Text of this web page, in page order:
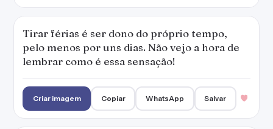
Tirar férias é ser dono do próprio tempo,
pelo menos por uns dias. Não vejo a hora de
lembrar como é essa sensação!
Criar imagem Copiar WhatsApp Salvar